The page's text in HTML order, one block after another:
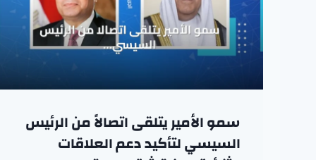
سمو الأمير يتلقى اتصالاً من الرئيس
السيسي لتأكيد دعم العلاقات